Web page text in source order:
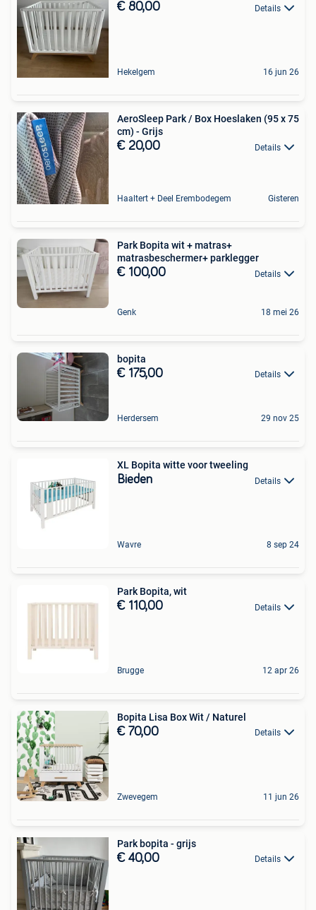
€ 80,00 Details
Hekelgem 16 jun 26
AeroSleep Park / Box Hoeslaken (95 x 75
cm) - Grijs
€ 20,00 Details
Haaltert + Deel Erembodegem Gisteren
Park Bopita wit + matras+
matrasbeschermer+ parklegger
€ 100,00 Details
Genk 18 mei 26
bopita
€ 175,00 Details
Herdersem 29 nov 25
XL Bopita witte voor tweeling
Bieden Details
Wavre 8 sep 24
Park Bopita, wit
€ 110,00 Details
Brugge 12 apr 26
Bopita Lisa Box Wit / Naturel
€ 70,00 Details
Zwevegem 11 jun 26
Park bopita - grijs
€ 40,00 Details